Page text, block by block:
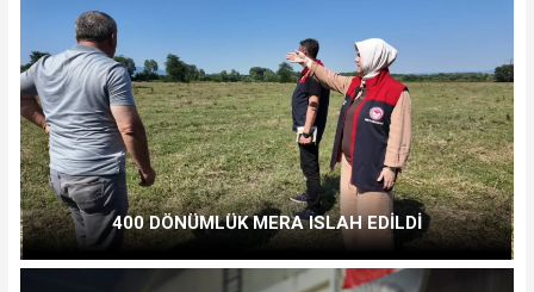
400 DÖNÜMLÜK MERA ISLAH EDİLDİ